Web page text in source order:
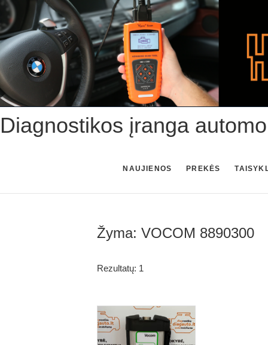
Skip
to
content
Diagnostikos įranga
NAUJIENOS PREKĖS
Žyma: VOCOM 8890300
Rezultatų: 1